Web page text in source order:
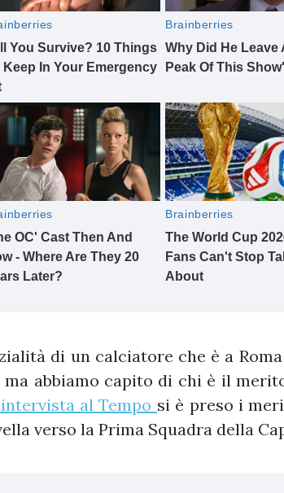
di un calciatore che è a
abbiamo capito di chi è il
al Tempo si è preso i
verso la Prima Squadra della